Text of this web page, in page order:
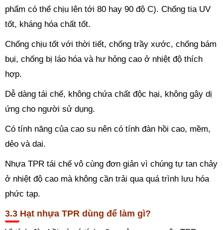
phẩm có thể chịu lên tới 80 hay 90 độ C). Chống tia UV
tốt, kháng hóa chất tốt.
Chống chịu tốt với thời tiết, chống trầy xước, chống bám
bụi, chống bị láo hóa và hư hỏng cao ở nhiệt độ thích
hợp.
Dễ dàng tái chế, không chứa chất độc hại, không gây dị
ứng cho người sử dụng.
Có tính năng của cao su nên có tính đàn hồi cao, mềm,
dẻo và dai.
Nhựa TPR tái chế vô cùng đơn giản vì chúng tự tan chảy
ở nhiệt độ cao mà không cần trải qua quá trình lưu hóa
phức tạp.
Hạt nhựa TPR dùng để làm gì?